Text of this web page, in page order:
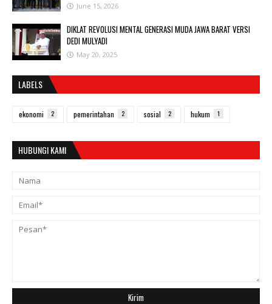
June 15, 2026
DIKLAT REVOLUSI MENTAL GENERASI MUDA JAWA BARAT VERSI
DEDI MULYADI
May 20, 2025
LABELS
ekonomi 2 pemerintahan 2 sosial 2 hukum 1
HUBUNGI KAMI